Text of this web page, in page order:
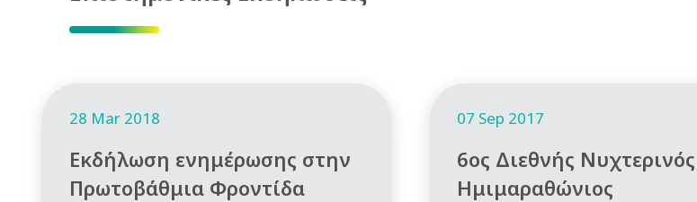
28 Mar 2018
Εκδήλωση ενημέρωσης στην
Πρωτοβάθμια Φροντίδα
07 Sep 2017
6ος Διεθνής Νυχτερινός
Ημιμαραθώνιος